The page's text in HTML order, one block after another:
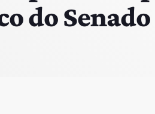
do Senado